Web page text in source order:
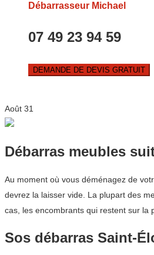
Débarrasseur Michael
07 49 23 94 59
DEMANDE DE DEVIS GRATUIT
Août 31
Débarras meubles
Au moment où vous déménagez de
devrez la laisser vide. La plupart des
cas, les encombrants qui restent sur la
Sos débarras Saint-